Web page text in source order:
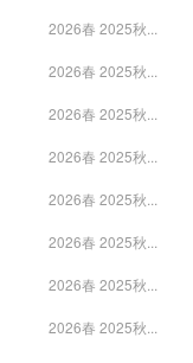
2026春 2025秋...
2026春 2025秋...
2026春 2025秋...
2026春 2025秋...
2026春 2025秋...
2026春 2025秋...
2026春 2025秋...
2026春 2025秋...